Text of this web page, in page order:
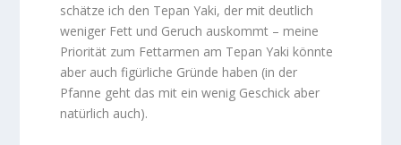
schätze ich den Tepan Yaki, der mit deutlich
weniger Fett und Geruch auskommt – meine
Priorität zum Fettarmen am Tepan Yaki könnte
aber auch figürliche Gründe haben (in der
Pfanne geht das mit ein wenig Geschick aber
natürlich auch).